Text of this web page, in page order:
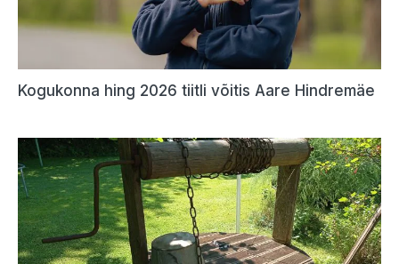
Kogukonna hing 2026 tiitli võitis Aare Hindremäe